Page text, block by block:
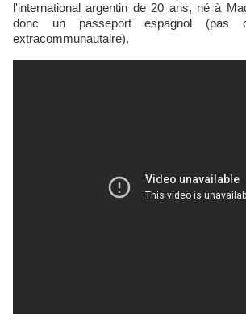
l'international argentin de 20 ans, né à
donc un passeport espagnol (pas
extracommunautaire).